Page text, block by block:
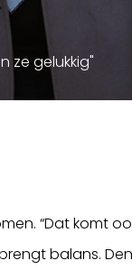
ze gelukkig"
“Dat komt
balans.